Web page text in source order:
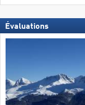
Évaluations